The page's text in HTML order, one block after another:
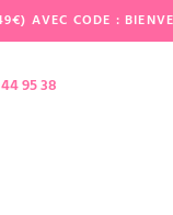
AVEC CODE :
95 38